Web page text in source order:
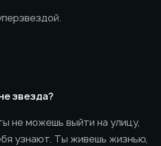
звезда?
не можешь выйти на улицу,
узнают. Ты живешь жизнью,